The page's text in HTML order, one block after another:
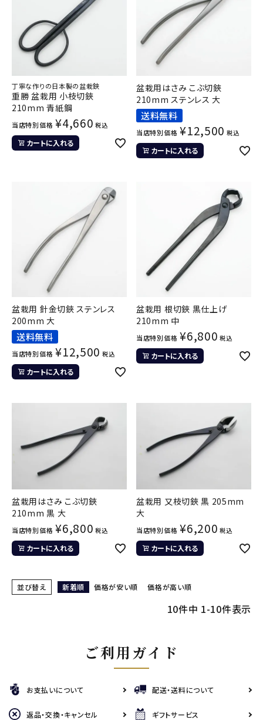
丁寧な作りの日本製の盆栽鋏
重勝 盆栽用 小枝切鋏
210mm 青紙鋼
当店特別価格 ¥4,660 税込
カートに入れる
盆栽用はさみ こぶ切鋏
210mm ステンレス 大
送料無料
当店特別価格 ¥12,500 税込
カートに入れる
盆栽用 針金切鋏 ステンレス
200mm 大
送料無料
当店特別価格 ¥12,500 税込
カートに入れる
盆栽用 根切鋏 黒仕上げ
210mm 中
当店特別価格 ¥6,800 税込
カートに入れる
盆栽用はさみ こぶ切鋏
210mm 黒 大
当店特別価格 ¥6,800 税込
カートに入れる
盆栽用 又枝切鋏 黒 205mm
大
当店特別価格 ¥6,200 税込
カートに入れる
並び替え 新着順 価格が安い順 価格が高い順
10件中 1-10件表示
ご利用ガイド
お支払いについて 配送・送料について
返品・交換・キャンセル ギフトサービス